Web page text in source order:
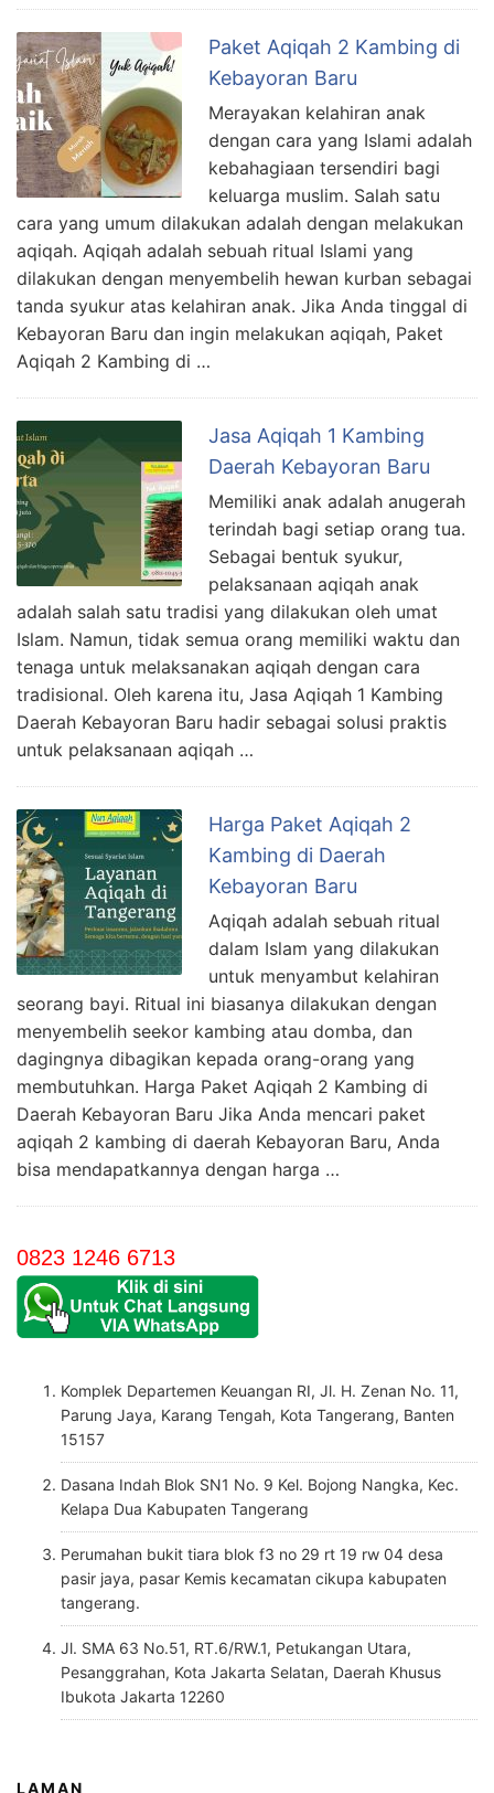
Paket Aqiqah 2 Kambing di
Kebayoran Baru
Merayakan kelahiran anak
dengan cara yang Islami adalah
kebahagiaan tersendiri bagi
keluarga muslim. Salah satu
cara yang umum dilakukan adalah dengan melakukan
aqiqah. Aqiqah adalah sebuah ritual Islami yang
dilakukan dengan menyembelih hewan kurban sebagai
tanda syukur atas kelahiran anak. Jika Anda tinggal di
Kebayoran Baru dan ingin melakukan aqiqah, Paket
Aqiqah 2 Kambing di …
Jasa Aqiqah 1 Kambing
Daerah Kebayoran Baru
Memiliki anak adalah anugerah
terindah bagi setiap orang tua.
Sebagai bentuk syukur,
pelaksanaan aqiqah anak
adalah salah satu tradisi yang dilakukan oleh umat
Islam. Namun, tidak semua orang memiliki waktu dan
tenaga untuk melaksanakan aqiqah dengan cara
tradisional. Oleh karena itu, Jasa Aqiqah 1 Kambing
Daerah Kebayoran Baru hadir sebagai solusi praktis
untuk pelaksanaan aqiqah …
Harga Paket Aqiqah 2
Kambing di Daerah
Kebayoran Baru
Aqiqah adalah sebuah ritual
dalam Islam yang dilakukan
untuk menyambut kelahiran
seorang bayi. Ritual ini biasanya dilakukan dengan
menyembelih seekor kambing atau domba, dan
dagingnya dibagikan kepada orang-orang yang
membutuhkan. Harga Paket Aqiqah 2 Kambing di
Daerah Kebayoran Baru Jika Anda mencari paket
aqiqah 2 kambing di daerah Kebayoran Baru, Anda
bisa mendapatkannya dengan harga …
0823 1246 6713
Komplek Departemen Keuangan RI, Jl. H. Zenan No. 11,
Parung Jaya, Karang Tengah, Kota Tangerang, Banten
15157
Dasana Indah Blok SN1 No. 9 Kel. Bojong Nangka, Kec.
Kelapa Dua Kabupaten Tangerang
Perumahan bukit tiara blok f3 no 29 rt 19 rw 04 desa
pasir jaya, pasar Kemis kecamatan cikupa kabupaten
tangerang.
Jl. SMA 63 No.51, RT.6/RW.1, Petukangan Utara,
Pesanggrahan, Kota Jakarta Selatan, Daerah Khusus
Ibukota Jakarta 12260
LAMAN